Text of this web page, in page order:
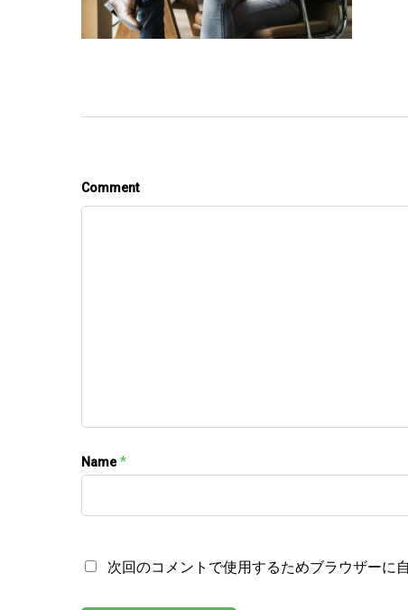
Comment
Name *
次回のコメントで使用するためブラウザーに